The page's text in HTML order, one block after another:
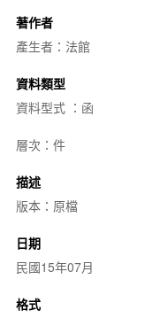
著作者
產生者：法館
資料類型
資料型式 ：函
層次：件
描述
版本：原檔
日期
民國15年07月
格式